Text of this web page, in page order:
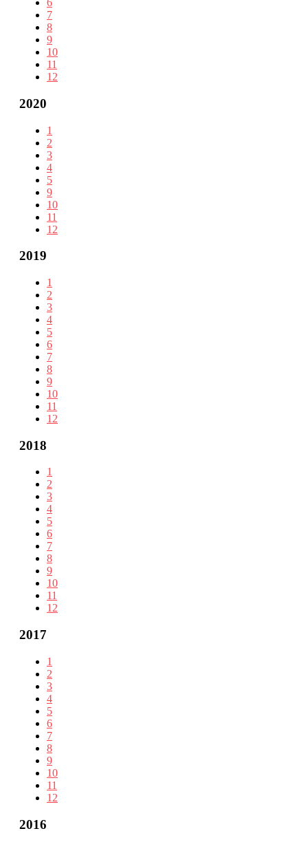
6
7
8
9
10
11
12
2020
1
2
3
4
5
9
10
11
12
2019
1
2
3
4
5
6
7
8
9
10
11
12
2018
1
2
3
4
5
6
7
8
9
10
11
12
2017
1
2
3
4
5
6
7
8
9
10
11
12
2016